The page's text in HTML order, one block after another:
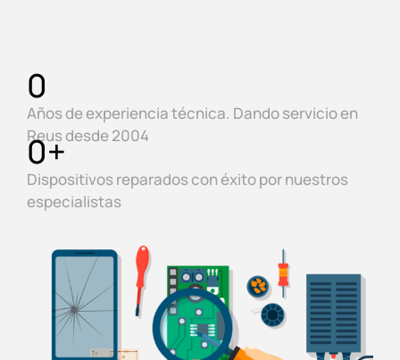
Años de experiencia técnica. Dando servicio en
Reus desde 2004
0
Dispositivos reparados con éxito por nuestros
especialistas
0+